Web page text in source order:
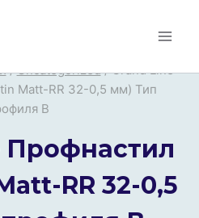
/ Uncategorized / Grand Line
Matt-RR 32-0,5 мм) Тип
В
Профнастил
RR 32-0,5